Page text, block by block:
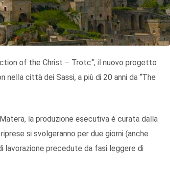
of the Christ – Trotc”, il nuovo progetto
città dei Sassi, a più di 20 anni da “The
la produzione esecutiva è curata dalla
si svolgeranno per due giorni (anche
precedute da fasi leggere di